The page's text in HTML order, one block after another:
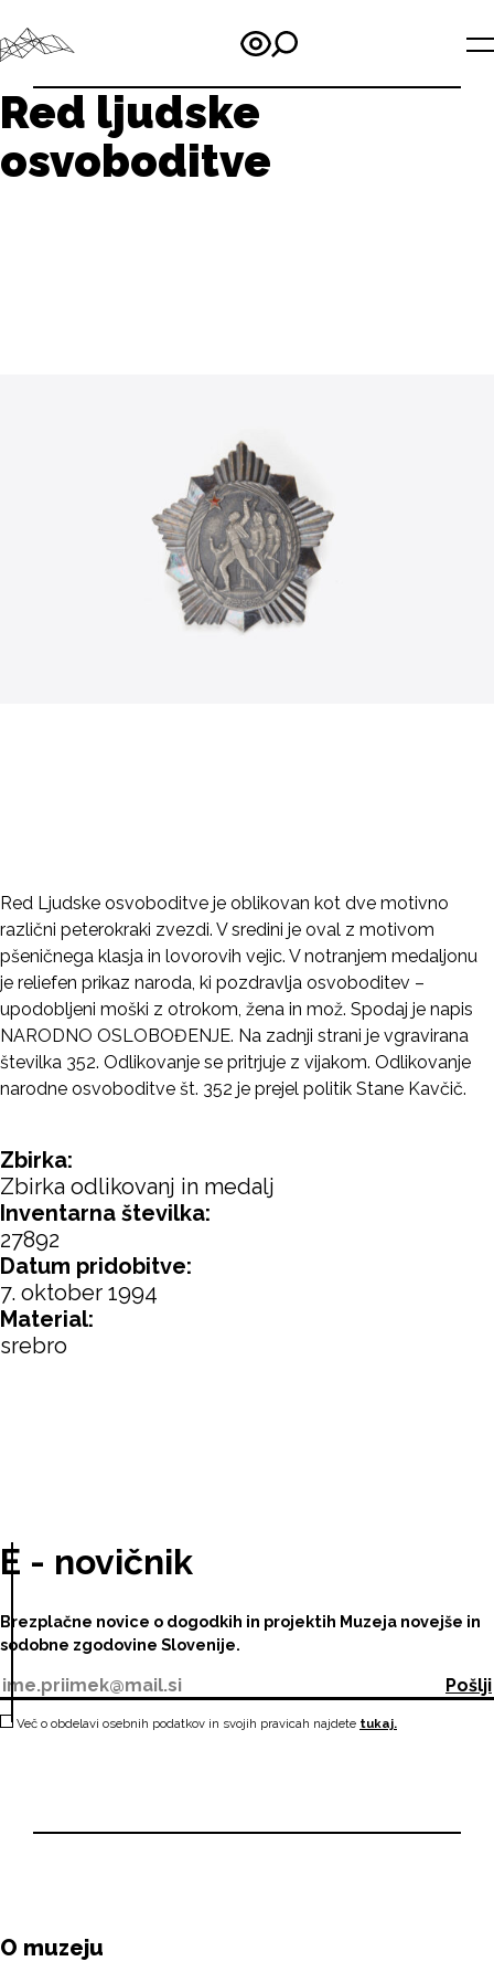
Red ljudske
osvoboditve
Red Ljudske osvoboditve je oblikovan kot dve motivno
različni peterokraki zvezdi. V sredini je oval z motivom
pšeničnega klasja in lovorovih vejic. V notranjem medaljonu
je reliefen prikaz naroda, ki pozdravlja osvoboditev –
upodobljeni moški z otrokom, žena in mož. Spodaj je napis
NARODNO OSLOBOĐENJE. Na zadnji strani je vgravirana
številka 352. Odlikovanje se pritrjuje z vijakom. Odlikovanje
narodne osvoboditve št. 352 je prejel politik Stane Kavčič.
Zbirka:
Zbirka odlikovanj in medalj
Inventarna številka:
27892
Datum pridobitve:
7. oktober 1994
Material:
srebro
E - novičnik
Brezplačne novice o dogodkih in projektih Muzeja novejše in
sodobne zgodovine Slovenije.
Pošlji
Več o obdelavi osebnih podatkov in svojih pravicah najdete tukaj.
O muzeju